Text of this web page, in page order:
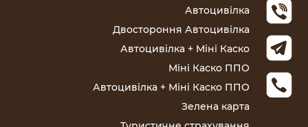
Автоцивілка
Двостороння Автоцивілка
Автоцивілка + Міні Каско
Міні Каско ППО
Автоцивілка + Міні Каско ППО
Зелена карта